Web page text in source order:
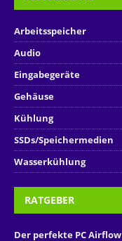
Arbeitsspeicher
Audio
Eingabegeräte
Gehäuse
Kühlung
SSDs/Speichermedien
Wasserkühlung
RATGEBER
Der perfekte PC Airflow